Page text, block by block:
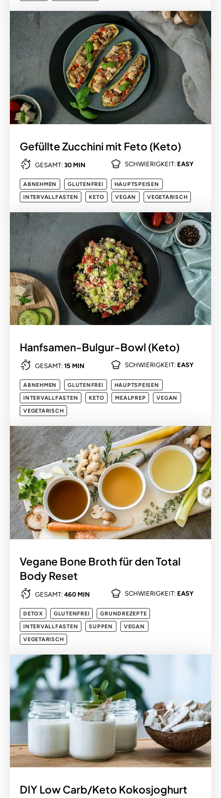
Gefüllte Zucchini mit Feto (Keto)
GESAMT: 30 MIN SCHWIERIGKEIT: EASY
ABNEHMEN GLUTENFREI
HAUPTSPEISEN
INTERVALLFASTEN
KETO VEGAN VEGETARISCH
Hanfsamen-Bulgur-Bowl (Keto)
GESAMT: 15 MIN SCHWIERIGKEIT: EASY
ABNEHMEN GLUTENFREI
HAUPTSPEISEN
INTERVALLFASTEN
KETO MEALPREP
VEGAN
VEGETARISCH
Vegane Bone Broth für den Total
Body Reset
GESAMT: 460 MIN SCHWIERIGKEIT: EASY
DETOX GLUTENFREI
GRUNDREZEPTE
INTERVALLFASTEN
SUPPEN
VEGAN
VEGETARISCH
DIY Low Carb/Keto Kokosjoghurt